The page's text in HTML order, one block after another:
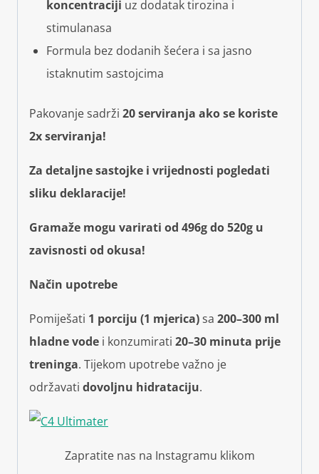
koncentraciji uz dodatak tirozina i
stimulanasa
Formula bez dodanih šećera i sa jasno
istaknutim sastojcima
Pakovanje sadrži 20 serviranja ako se koriste
2x serviranja!
Za detaljne sastojke i vrijednosti pogledati
sliku deklaracije!
Gramaže mogu varirati od 496g do 520g u
zavisnosti od okusa!
Način upotrebe
Pomiješati 1 porciju (1 mjerica) sa 200–300 ml
hladne vode i konzumirati 20–30 minuta prije
treninga. Tijekom upotrebe važno je
održavati dovoljnu hidrataciju.
Zapratite nas na Instagramu klikom